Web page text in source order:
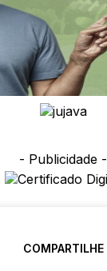
- Publicidade -
COMPARTILHE